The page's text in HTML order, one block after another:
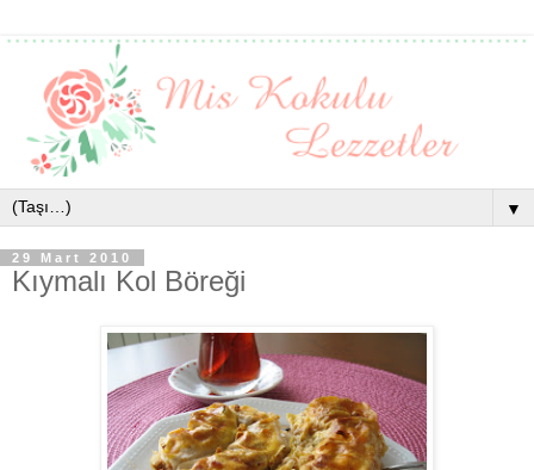
▼
29 Mart 2010
Kıymalı Kol Böreği